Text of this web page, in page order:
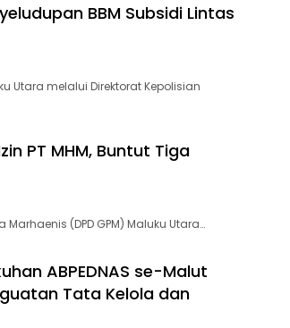
BBM Subsidi Lintas
Utara melalui Direktorat Kepolisian
PT MHM, Buntut Tiga
Marhaenis (DPD GPM) Maluku Utara…
ABPEDNAS se-Malut
Tata Kelola dan